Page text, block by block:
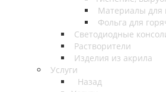
Материалы для
Фольга для
Светодиодные
Растворители
Изделия из акрила
Услуги
Назад